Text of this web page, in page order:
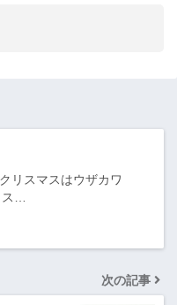
リスマスはウザカワ
…
次の記事